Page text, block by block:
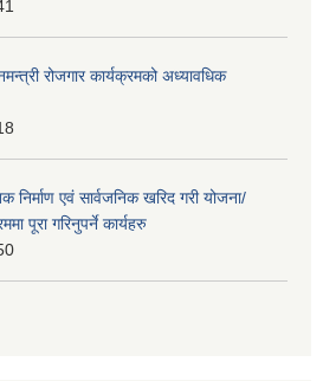
रोजगार कार्यक्रमको अध्यावधिक
निर्माण एवं सार्वजनिक खरिद गरी योजना/
पूरा गरिनुपर्ने कार्यहरु